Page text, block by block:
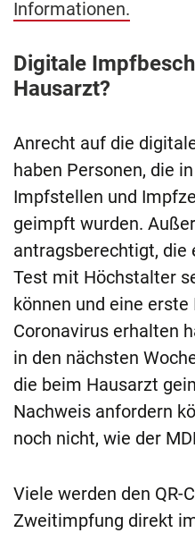
Informationen.
Digitale
Hausarzt?
Anrecht auf die
haben Personen, die
Impfstellen und
geimpft wurden.
antragsberechtigt, die
Test mit Höchstalter
können und eine
Coronavirus erhalten
in den nächsten
die beim Hausarzt
Nachweis anfordern
noch nicht, wie der
Viele werden den QR-
Zweitimpfung direkt